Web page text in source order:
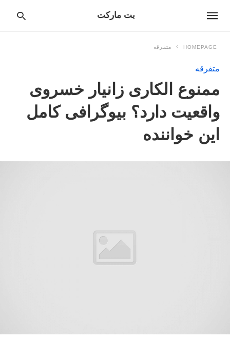
بت مارکت
HOMEPAGE متفرقه
متفرقه
ممنوع الکاری زانیار خسروی
واقعیت دارد؟ بیوگرافی کامل
این خواننده